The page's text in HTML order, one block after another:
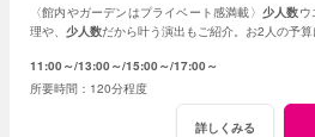
〈館内やガーデンはプライベート感満載〉 少人数
理や、 少人数だから叶う演出もご紹介。お2人の予
11:00～ 13:00～ 15:00～ 17:00～
120分程度
詳しくみる